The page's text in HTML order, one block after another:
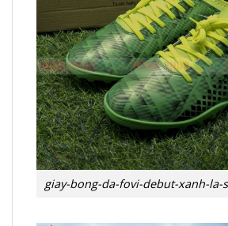
giay-bong-da-fovi-debut-xanh-la-